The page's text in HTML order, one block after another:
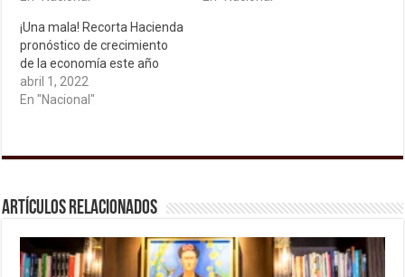
¡Una mala! Recorta Hacienda
pronóstico de crecimiento
de la economía este año
abril 1, 2022
En "Nacional"
Artículos relacionados